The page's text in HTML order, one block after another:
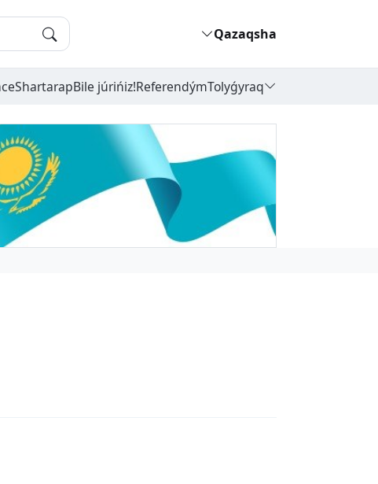
Qazaqsha
ShartarapBile júrińiz!ReferendýmTolyǵyraq